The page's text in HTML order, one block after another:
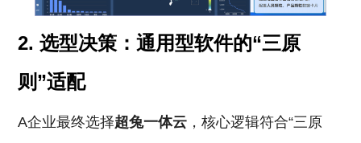
2. 选型决策：通用型软件的“三原
则”适配
A企业最终选择超兔一体云 ，核心逻辑符合“三原